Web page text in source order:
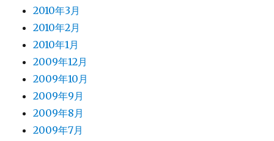
2010年3月
2010年2月
2010年1月
2009年12月
2009年10月
2009年9月
2009年8月
2009年7月